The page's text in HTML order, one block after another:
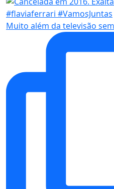
Muito além da televisão